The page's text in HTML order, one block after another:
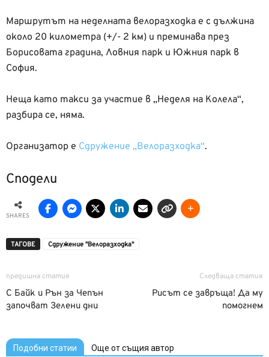
Маршрутът на неделната велоразходка е с дължина
около 20 километра (+/- 2 км) и преминава през
Борисовата градина, Ловния парк и Южния парк в
София.
Неща като такси за участие в „Неделя на Колела“,
разбира се, няма.
Организатор е Сдружение „Велоразходка“.
Сподели
SHARES
ТАГОВЕ Сдружение "Велоразходка"
предишна статия
С Байк и Рън за Чепън
започват Зелени дни
Следваща статия
Рисът се завръща! Да му
помогнем
Подобни статии Още от същия автор